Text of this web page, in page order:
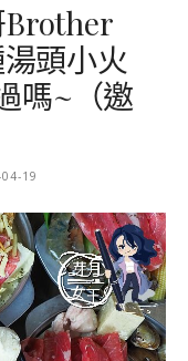
頭小火
嗎~（邀
19